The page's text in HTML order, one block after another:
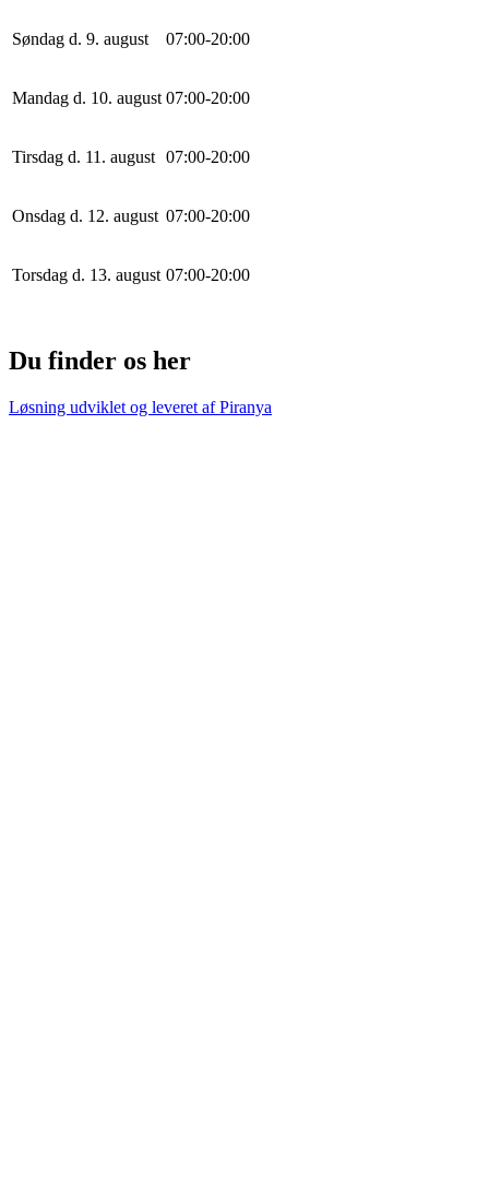
Søndag d. 9. august 07:00-20:00
Mandag d. 10. august 07:00-20:00
Tirsdag d. 11. august 07:00-20:00
Onsdag d. 12. august 07:00-20:00
Torsdag d. 13. august 07:00-20:00
Du finder os her
Løsning udviklet og leveret afPiranya